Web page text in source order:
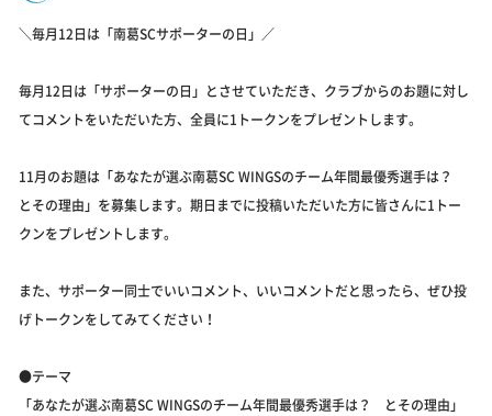
＼毎月12日は「南葛SCサポーターの日」／
毎月12日は「サポーターの日」とさせていただき、クラブからのお題に対し
てコメントをいただいた方、全員に1トークンをプレゼントします。
11月のお題は「あなたが選ぶ南葛SC WINGSのチーム年間最優秀選手は？
とその理由」を募集します。期日までに投稿いただいた方に皆さんに1トー
クンをプレゼントします。
また、サポーター同士でいいコメント、いいコメントだと思ったら、ぜひ投
げトークンをしてみてください！
●テーマ
「あなたが選ぶ南葛SC WINGSのチーム年間最優秀選手は？ とその理由」